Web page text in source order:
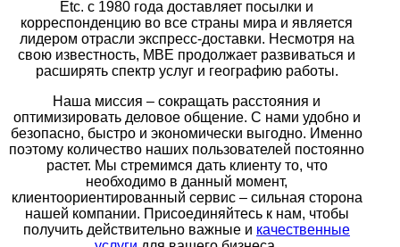
Etc. c 1980 года доставляет посылки и
корреспонденцию во все страны мира и является
лидером отрасли экспресс-доставки. Несмотря на
свою известность, MBE продолжает развиваться и
расширять спектр услуг и географию работы.
Наша миссия – сокращать расстояния и
оптимизировать деловое общение. С нами удобно и
безопасно, быстро и экономически выгодно. Именно
поэтому количество наших пользователей постоянно
растет. Мы стремимся дать клиенту то, что
необходимо в данный момент,
клиентоориентированный сервис – сильная сторона
нашей компании. Присоединяйтесь к нам, чтобы
получить действительно важные и качественные